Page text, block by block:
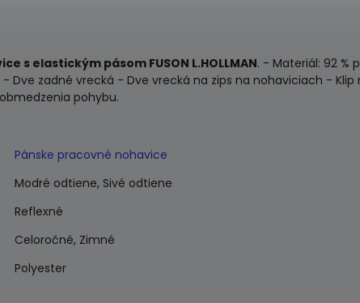
s elastickým pásom FUSON L.HOLLMAN. - Materiál: 92 %
Dve zadné vrecká - Dve vrecká na zips na nohaviciach -
pohybu.
Pánske pracovné nohavice
Modré odtiene, Sivé odtiene
Reflexné
Celoročné, Zimné
Polyester